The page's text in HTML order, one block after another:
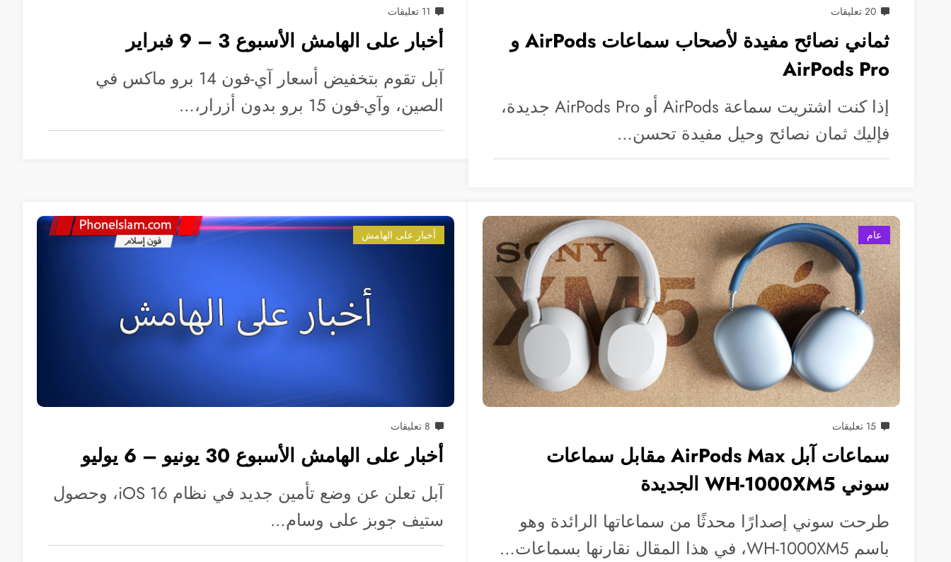
11 تعليقات
أخبار على الهامش الأسبوع 3 – 9 فبراير
آبل تقوم بتخفيض أسعار آي-فون 14 برو ماكس في
الصين، وآي-فون 15 برو بدون أزرار،…
20 تعليقات
ثماني نصائح مفيدة لأصحاب سماعات AirPods و
AirPods Pro
إذا كنت اشتريت سماعة AirPods أو AirPods Pro جديدة،
فإليك ثمان نصائح وحيل مفيدة تحسن…
أخبار على الهامش
8 تعليقات
أخبار على الهامش الأسبوع 30 يونيو – 6 يوليو
آبل تعلن عن وضع تأمين جديد في نظام iOS 16، وحصول
ستيف جوبز على وسام…
عام
15 تعليقات
سماعات آبل AirPods Max مقابل سماعات
سوني WH-1000XM5 الجديدة
طرحت سوني إصدارًا محدثًا من سماعاتها الرائدة وهو
باسم WH-1000XM5، في هذا المقال نقارنها بسماعات…